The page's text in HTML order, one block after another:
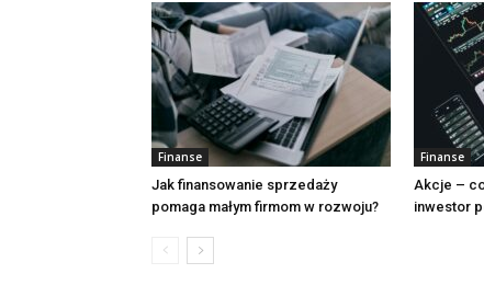
Finanse
Jak finansowanie sprzedaży
pomaga małym firmom w rozwoju?
Finanse
Akcje –
inwestor